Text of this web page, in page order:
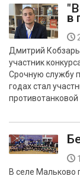
в
Дмитрий
участник
Срочную службу
годах стал
В селе Мальково